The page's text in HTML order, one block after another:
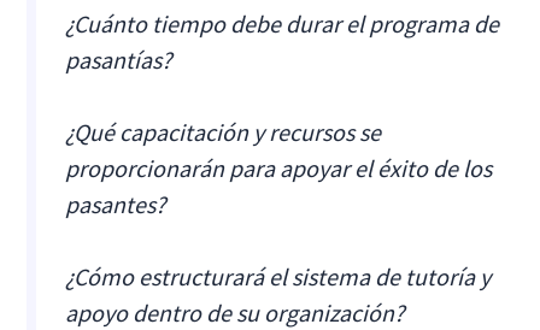
¿Cuánto tiempo debe durar el programa de
pasantías?
¿Qué capacitación y recursos se
proporcionarán para apoyar el éxito de los
pasantes?
¿Cómo estructurará el sistema de tutoría y
apoyo dentro de su organización?